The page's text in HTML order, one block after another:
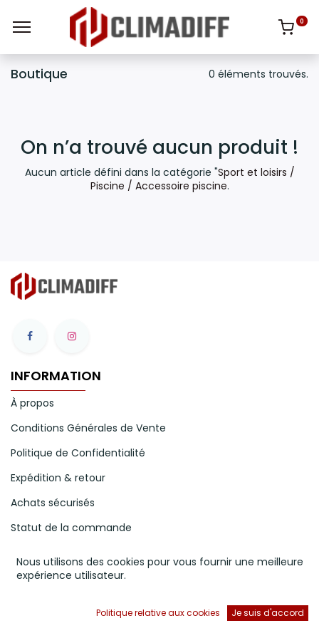
0
Boutique 0 éléments trouvés.
On n’a trouvé aucun produit !
Aucun article défini dans la catégorie "Sport et loisirs /
Piscine / Accessoire piscine.
INFORMATION
À propos
Conditions Générales de Vente
Politique de Confidentialité
Expédition & retour
Achats sécurisés
Statut de la commande
Nous utilisons des cookies pour vous fournir une meilleure
expérience utilisateur.
Politique relative aux cookies Je suis d'accord